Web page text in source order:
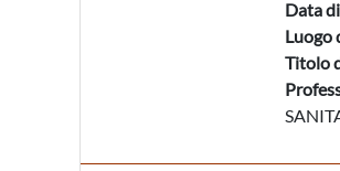
Data
Luogo
Titolo